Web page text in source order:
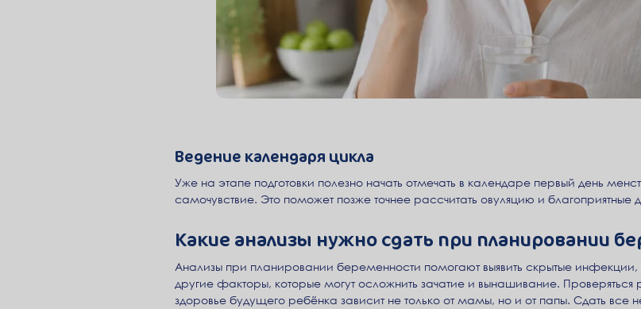
Ведение календаря цикла
Уже на этапе подготовки полезно начать отмечать в календаре первый день
самочувствие. Это поможет позже точнее рассчитать овуляцию и благоприятные
Какие анализы нужно сдать при планировании
Анализы при планировании беременности помогают выявить скрытые
другие факторы, которые могут осложнить зачатие и вынашивание.
здоровье будущего ребёнка зависит не только от мамы, но и от папы. Сдать